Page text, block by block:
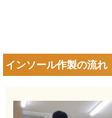
インソール作製の流れ